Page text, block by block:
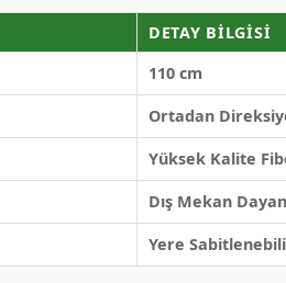
DETAY BILGISI
110 cm
Ortadan
Yüksek Kalite
Dış Mekan
Yere